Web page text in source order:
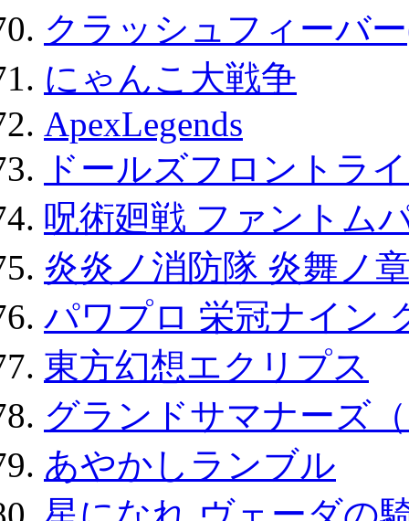
クラッシュフィーバ
にゃんこ大戦争
ApexLegends
ドールズフロントラ
呪術廻戦 ファントム
炎炎ノ消防隊 炎舞ノ
パワプロ 栄冠ナイン
東方幻想エクリプス
グランドサマナーズ
あやかしランブル